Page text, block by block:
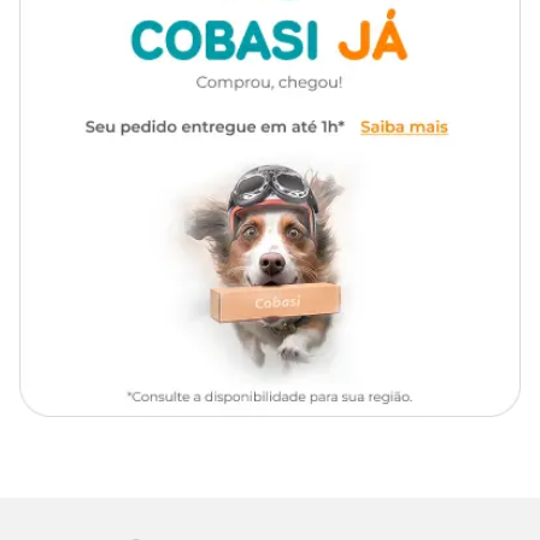
Sem corante
Aromatizante Com aromatizante
Fornecer a Ração Papagaio regular bits à vontade como única
Se estiver oferecendo à sua ave pela primeira vez, é fundamental
que se faça um período de adaptação, misturando este produto à
Para aves que apresentam maior dificuldade de se adaptarem ao
novo alimento ou habituadas apenas a sementes, pode-se iniciar a
adaptação com 10% de Megazoo e 80% da alimentação habitual,
aumentando-se 10% de Megazoo a cada 5 dias.